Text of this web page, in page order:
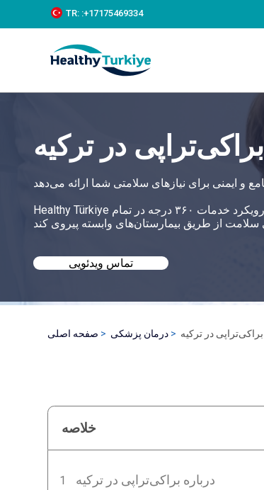
k
c
TR: :+‪17175469334‬
براکی‌تراپی در ترکیه
Healthy Türkiye به شما کمک می‌کند بهترین براکی‌تراپی در ترکیه را با قیمت‌های مناسب پیدا کنید و از رویکرد خدمات ۳۶۰ درجه در تمام
تماس ویدئویی
صفحه اصلی درمان پزشکی براکی‌تراپی در ترکیه
خلاصه
درباره براکی‌تراپی در ترکیه